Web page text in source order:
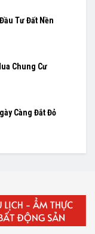
Tư Đất Nền
Chung Cư
Càng Đắt Đỏ